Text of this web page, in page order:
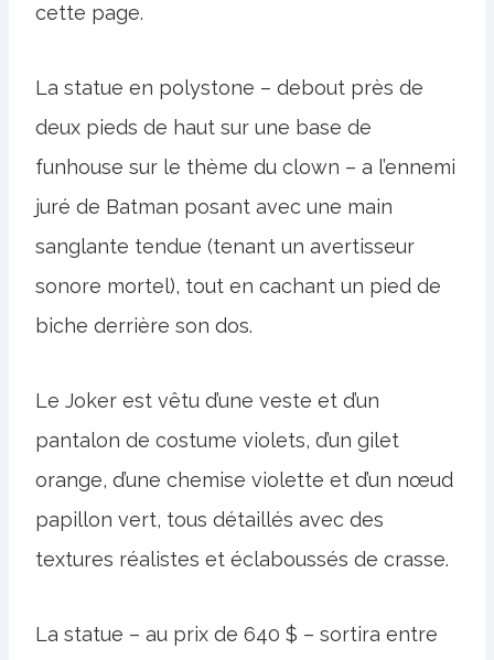
cette page.
La statue en polystone – debout près de
deux pieds de haut sur une base de
funhouse sur le thème du clown – a l’ennemi
juré de Batman posant avec une main
sanglante tendue (tenant un avertisseur
sonore mortel), tout en cachant un pied de
biche derrière son dos.
Le Joker est vêtu d’une veste et d’un
pantalon de costume violets, d’un gilet
orange, d’une chemise violette et d’un nœud
papillon vert, tous détaillés avec des
textures réalistes et éclaboussés de crasse.
La statue – au prix de 640 $ – sortira entre